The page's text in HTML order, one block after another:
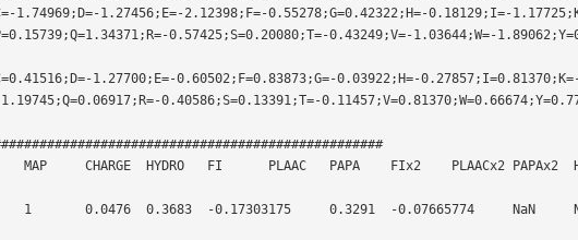
1.27456;E=-2.12398;F=-0.55278;G=0.42322;H=-0.18129;I=-
0.57425;S=0.20080;T=-0.43249;V=-1.03644;W=-
1.27700;E=-0.60502;F=0.83873;G=-0.03922;H=-
0.40586;S=0.13391;T=-